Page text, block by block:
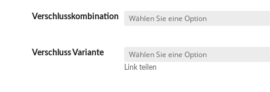
Verschlusskombination
Verschluss Variante
Link teilen